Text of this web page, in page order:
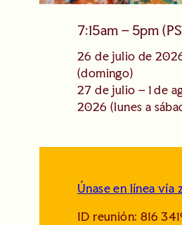
7:15am – 5pm
26 de julio de
(domingo)
27 de julio – 1 de
2026 (lunes a
Únase en línea vía
ID reunión: 816